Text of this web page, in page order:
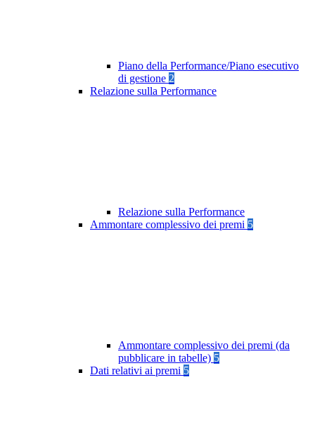
Piano della Performance/Piano esecutivo
di gestione 2
Relazione sulla Performance
Relazione sulla Performance
Ammontare complessivo dei premi 5
Ammontare complessivo dei premi (da
pubblicare in tabelle) 5
Dati relativi ai premi 5